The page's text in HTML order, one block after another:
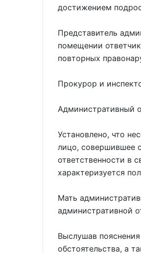
достижением
Представитель
помещении
повторных
Прокурор и
Административный
Установлено, что
лицо, совершившее
ответственности в
характеризуется
Мать
административной
Выслушав
обстоятельства, а